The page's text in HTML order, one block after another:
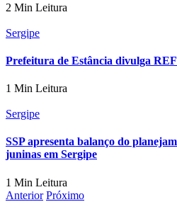
2 Min Leitura
Sergipe
Prefeitura de Estância divulga
1 Min Leitura
Sergipe
SSP apresenta balanço do
juninas em Sergipe
1 Min Leitura
Anterior Próximo